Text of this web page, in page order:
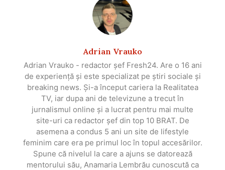
Adrian Vrauko
Adrian Vrauko - redactor șef Fresh24. Are o 16 ani
de experiență și este specializat pe știri sociale și
breaking news. Și-a început cariera la Realitatea
TV, iar dupa ani de televizune a trecut în
jurnalismul online și a lucrat pentru mai multe
site-uri ca redactor șef din top 10 BRAT. De
asemena a condus 5 ani un site de lifestyle
feminim care era pe primul loc în topul accesărilor.
Spune că nivelul la care a ajuns se datorează
mentorului său, Anamaria Lembrău cunoscută ca